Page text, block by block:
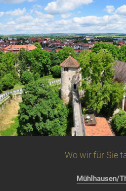
Wo wir für Sie
Mühlhausen/